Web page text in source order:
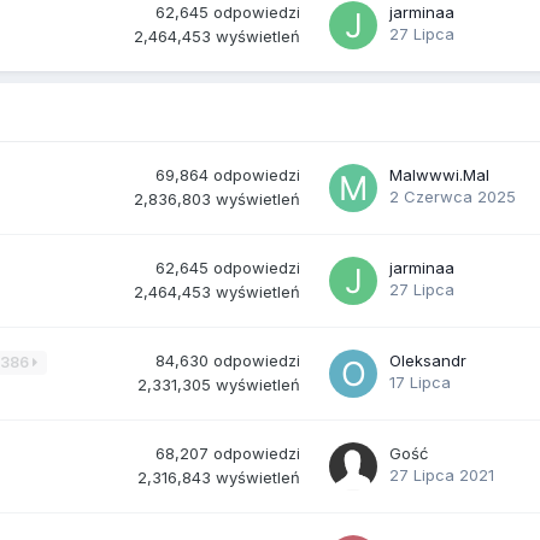
62,645 odpowiedzi
2,464,453 wyświetleń
jarminaa
27 Lipca
69,864 odpowiedzi
2,836,803 wyświetleń
Malwwwi.Mal
2 Czerwca 2025
62,645 odpowiedzi
2,464,453 wyświetleń
jarminaa
27 Lipca
84,630 odpowiedzi
2,331,305 wyświetleń
Oleksandr
17 Lipca
68,207 odpowiedzi
2,316,843 wyświetleń
Gość
27 Lipca 2021